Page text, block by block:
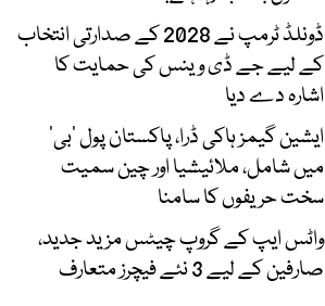
ڈونلڈ ٹرمپ نے 2028 کے صدارتی انتخاب
کے لیے جے ڈی وینس کی حمایت کا
اشارہ دے دیا
ایشین گیمز ہاکی ڈرا، پاکستان پول ’بی‘
میں شامل، ملائیشیا اور چین سمیت
سخت حریفوں کا سامنا
واٹس ایپ کے گروپ چیٹس مزید جدید،
صارفین کے لیے 3 نئے فیچرز متعارف